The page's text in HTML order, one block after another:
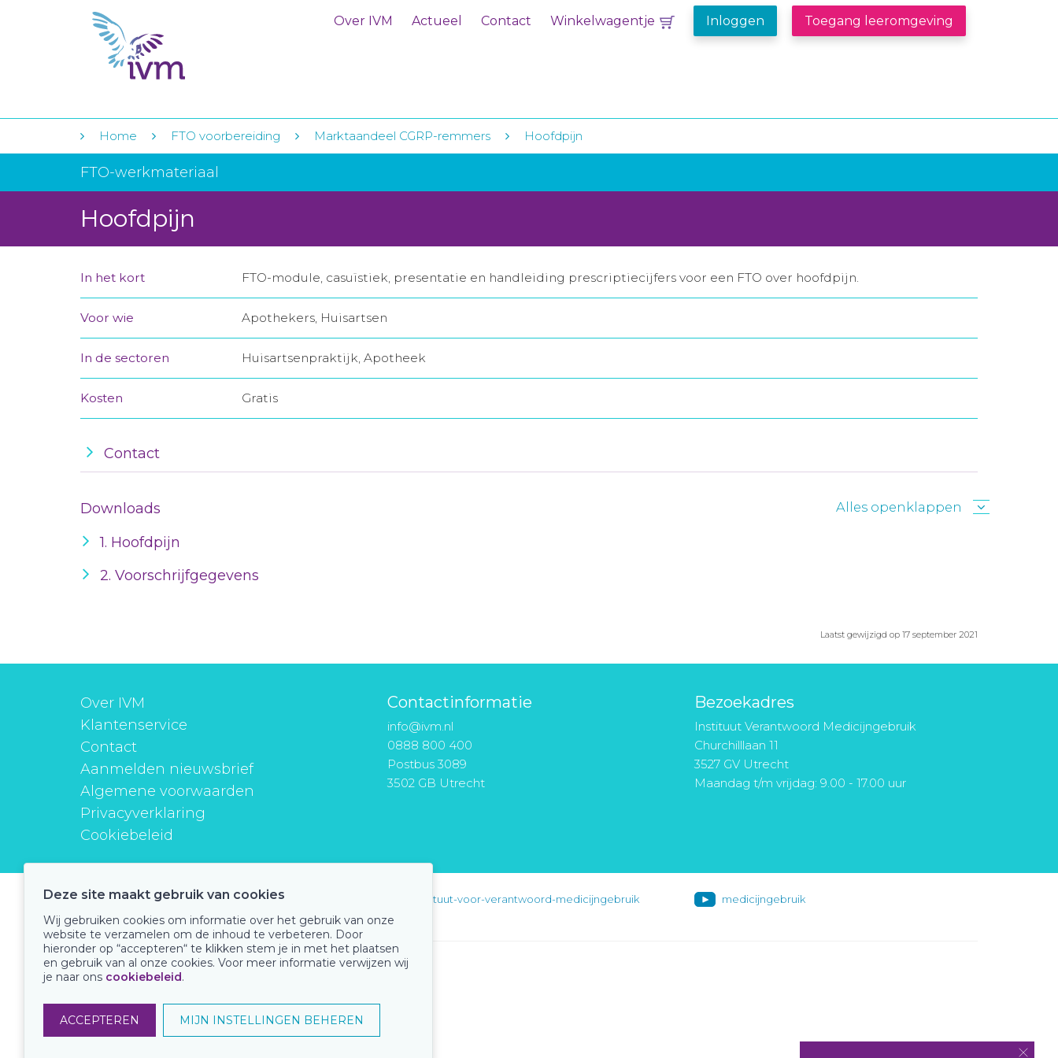
Over IVM Actueel Contact Winkelwagentje Inloggen Toegang leeromgeving
Home FTO voorbereiding Marktaandeel CGRP-remmers Hoofdpijn
FTO-werkmateriaal
Hoofdpijn
In het kort FTO-module, casuïstiek, presentatie en handleiding prescriptiecijfers voor een FTO over hoofdpijn.
Voor wie Apothekers, Huisartsen
In de sectoren Huisartsenpraktijk, Apotheek
Kosten Gratis
Contact
Downloads Alles openklappen
1. Hoofdpijn
2. Voorschrijfgegevens
Laatst gewijzigd op 17 september 2021
Over IVM
Klantenservice
Contact
Aanmelden nieuwsbrief
Algemene voorwaarden
Privacyverklaring
Cookiebeleid
Contactinformatie
info@ivm.nl
0888 800 400
Postbus 3089
3502 GB Utrecht
Bezoekadres
Instituut Verantwoord Medicijngebruik
Churchilllaan 11
3527 GV Utrecht
Maandag t/m vrijdag: 9.00 - 17.00 uur
instituutverantwoordmedicijngebruik instituut-voor-verantwoord-medicijngebruik medicijngebruik
Onze keurmerken
Deze site maakt gebruik van cookies
Wij gebruiken cookies om informatie over het gebruik van onze
website te verzamelen om de inhoud te verbeteren. Door
hieronder op “accepteren“ te klikken stem je in met het plaatsen
en gebruik van al onze cookies. Voor meer informatie verwijzen wij
je naar ons cookiebeleid.
ACCEPTEREN MIJN INSTELLINGEN BEHEREN